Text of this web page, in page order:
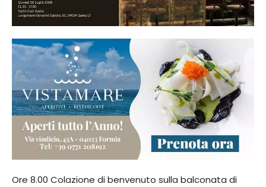
Ore 8.00 Colazione di benvenuto sulla balconata di